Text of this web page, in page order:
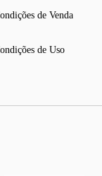
de Venda
de Uso